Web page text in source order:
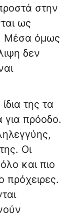
στην
ως
Μέσα όμως
δεν
της τα
για πρόοδο.
Οι
και πιο
πρόχειρες.